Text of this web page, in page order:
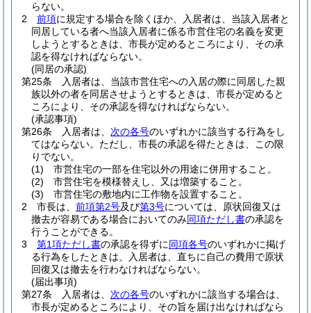
らない。
2
前項に規定する場合を除くほか、入居者は、当該入居者と
同居している者へ当該入居者に係る市営住宅の名義を変更
しようとするときは、市長が定めるところにより、その承
認を得なければならない。
(同居の承認)
第25条
入居者は、当該市営住宅への入居の際に同居した親
族以外の者を同居させようとするときは、市長が定めると
ころにより、その承認を得なければならない。
(承認事項)
第26条
入居者は、 次の各号のいずれかに該当する行為をし
てはならない。 ただし、市長の承認を得たときは、この限
りでない。
(1)
市営住宅の一部を住宅以外の用途に併用すること。
(2)
市営住宅を模様替えし、又は増築すること。
(3)
市営住宅の敷地内に工作物を設置すること。
2
市長は、 前項第2号及び第3号については、原状回復又は
撤去が容易である場合においてのみ同項ただし書の承認を
行うことができる。
3
第1項ただし書の承認を得ずに同項各号のいずれかに掲げ
る行為をしたときは、入居者は、直ちに自己の費用で原状
回復又は撤去を行わなければならない。
(届出事項)
第27条
入居者は、 次の各号のいずれかに該当する場合は、
市長が定めるところにより、その旨を届け出なければなら